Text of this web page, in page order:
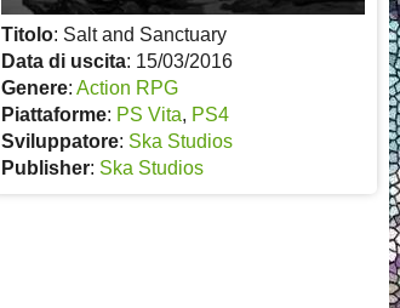
Titolo: Salt and Sanctuary
Data di uscita: 15/03/2016
Genere: Action RPG
Piattaforme: PS Vita, PS4
Sviluppatore: Ska Studios
Publisher: Ska Studios